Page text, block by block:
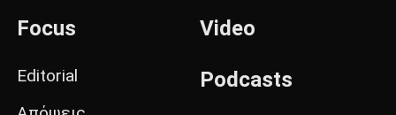
Focus
Editorial
Video
Podcasts